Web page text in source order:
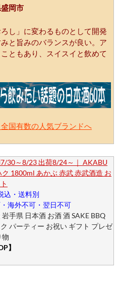
岡市
し」に変わるものとして開発
と旨みのバランスが良い。ア
ともあり、スイスイと飲めて
国有数の人気ブランドへ
30～8/23 出荷8/24～｜ AKABU
ク 1800ml あかぶ 赤武 赤武酒造 お
込・送料別
海外不可・翌日不可
手県 日本酒 お酒 酒 SAKE BBQ
パーティー お祝い ギフト プレゼ
物
】